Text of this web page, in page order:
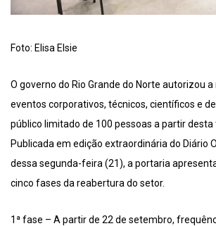
Foto: Elisa Elsie
O governo do Rio Grande do Norte autorizou
eventos corporativos, técnicos, científicos e
público limitado de 100 pessoas a partir desta
Publicada em edição extraordinária do Diário
dessa segunda-feira (21), a portaria
cinco fases da reabertura do setor.
1ª fase – A partir de 22 de setembro,